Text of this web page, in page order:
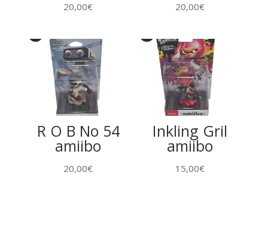
20,00€ 20,00€
R O B No 54
amiibo
20,00€
Inkling Gril
amiibo
15,00€